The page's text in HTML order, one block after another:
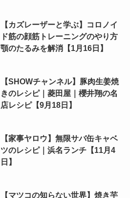
【カズレーザーと学ぶ】コロノイ
ド筋の顔筋トレーニングのやり方
顎のたるみを解消【1月16日】
【SHOWチャンネル】豚肉生姜焼
きのレシピ｜菱田屋｜櫻井翔の名
店レシピ【9月18日】
【家事ヤロウ】無限サバ缶キャベ
ツのレシピ｜浜名ランチ【11月4
日】
【マツコの知らない世界】焼き芋